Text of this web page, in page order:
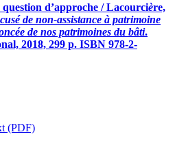
d’approche / Lacourcière,
de non-assistance à patrimoine
de nos patrimoines du bâti.
2018, 299 p. ISBN 978-2-
(PDF)